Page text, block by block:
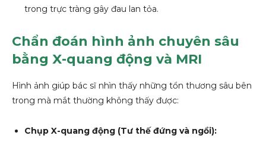
trong trực tràng gây đau lan tỏa.
Chẩn đoán hình ảnh chuyên sâu
bằng X-quang động và MRI
Hình ảnh giúp bác sĩ nhìn thấy những tổn thương sâu bên
trong mà mắt thường không thấy được:
Chụp X-quang động (Tư thế đứng và ngồi):